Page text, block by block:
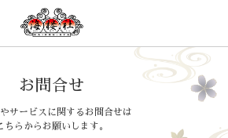
お問合せ
サービスに関するお問合せは
ちらからお願いします。